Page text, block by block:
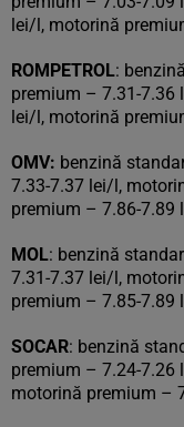
lei/l, motorină
ROMPETROL:
premium – 7.31-7.36
lei/l, motorină
OMV: benzină
7.33-7.37 lei/l,
premium – 7.86-7.89
MOL: benzină
7.31-7.37 lei/l,
premium – 7.85-7.89
SOCAR: benzină
premium – 7.24-
motorină premium –